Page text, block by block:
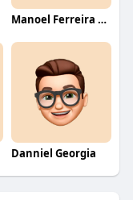
Manoel Ferreira dos Santos junior
Danniel Georgia